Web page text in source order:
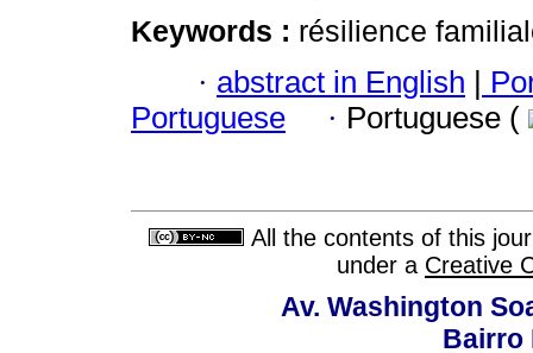
Keywords : résilience
· abstract in English |
Portuguese
· Portuguese (
All the contents of this
under a Creative
Av. Washington
Bairro